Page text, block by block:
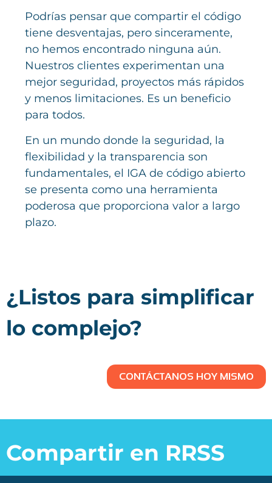
Podrías pensar que compartir el código
tiene desventajas, pero sinceramente,
no hemos encontrado ninguna aún.
Nuestros clientes experimentan una
mejor seguridad, proyectos más rápidos
y menos limitaciones. Es un beneficio
para todos.
En un mundo donde la seguridad, la
flexibilidad y la transparencia son
fundamentales, el IGA de código abierto
se presenta como una herramienta
poderosa que proporciona valor a largo
plazo.
¿Listos para simplificar
lo complejo?
CONTÁCTANOS HOY MISMO
Compartir en RRSS